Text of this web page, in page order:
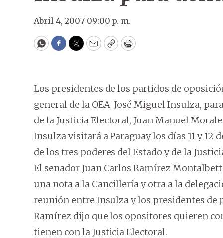
Abril 4, 2007 09:00 p. m.
WhatsApp
Facebook
Twitter
EmailCopyPrint
Los presidentes de los partidos de
general de la OEA, José Miguel Insulza,
de la Justicia Electoral, Juan Manuel
Insulza visitará a Paraguay los días 11 y
de los tres poderes del Estado y de la
El senador Juan Carlos Ramírez
una nota a la Cancillería y otra a la
reunión entre Insulza y los presidentes de
Ramírez dijo que los opositores quieren
tienen con la Justicia Electoral.